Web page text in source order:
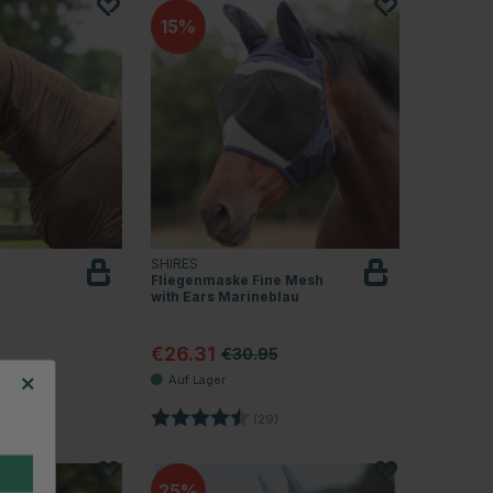
15
SHIRES
Fliegenmaske Fine Mesh
with Ears Marineblau
€26.31 €30.95
Bewertung: (29)